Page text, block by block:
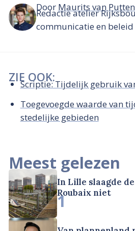
Door Maurits van Putten
Redactie atelier
communicatie en beleid
ZIE OOK:
Scriptie: Tijdelijk gebruik
Toegevoegde waarde van
stedelijke gebieden
Meest gelezen
In Lille slaagde
Roubaix niet
1